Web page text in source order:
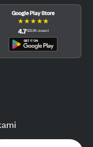
Google Play Store
★★★★★
4.7(122.3K ulasan)